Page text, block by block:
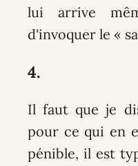
lui arrive
d'invoquer le «
4.
Il faut que je
pour ce qui en
pénible, il est